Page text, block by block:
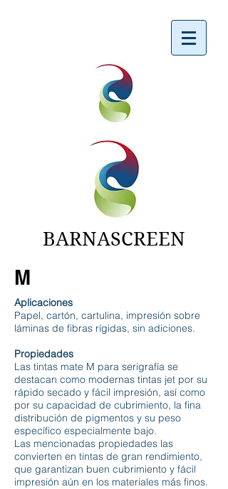
BARNASCREEN
M
Aplicaciones
Papel, cartón, cartulina, impresión sobre
láminas de fibras rígidas, sin adiciones.
Propiedades
Las tintas mate M para serigrafía se
destacan como modernas tintas jet por su
rápido secado y fácil impresión, así como
por su capacidad de cubrimiento, la fina
distribución de pigmentos y su peso
específico especialmente bajo.
Las mencionadas propiedades las
convierten en tintas de gran rendimiento,
que garantizan buen cubrimiento y fácil
impresión aún en los materiales más finos.